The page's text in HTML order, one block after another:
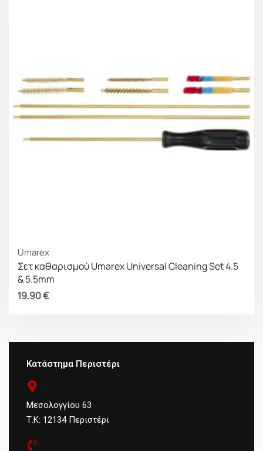
Umarex
Σετ καθαρισμού Umarex Universal Cleaning Set 4.5
& 5.5mm
19.90€
Κατάστημα Περιστέρι
Μεσολογγίου 63
Τ.Κ: 12134 Περιστέρι